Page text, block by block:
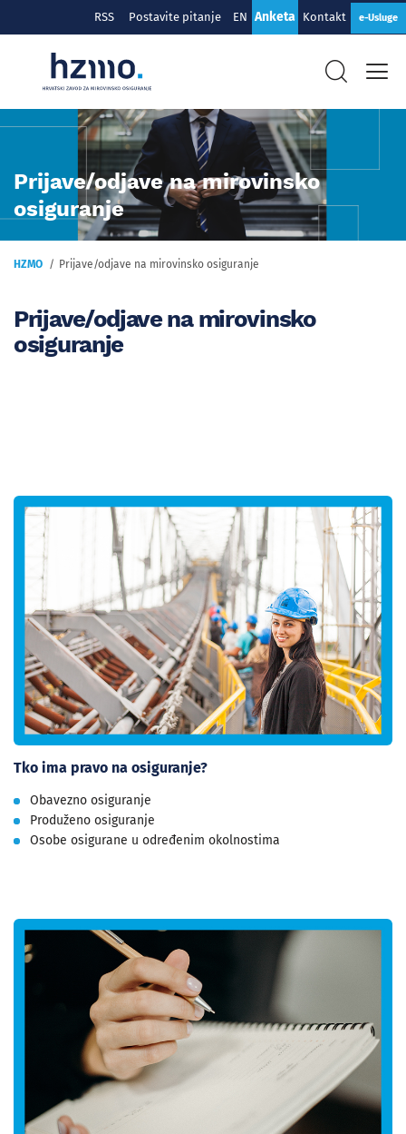
RSS Postavite pitanje EN Anketa Kontakt e-Usluge
Prijave/odjave na mirovinsko
osiguranje
HZMO Prijave/odjave na mirovinsko osiguranje
Prijave/odjave na mirovinsko
osiguranje
Tko ima pravo na osiguranje?
Obavezno osiguranje
Produženo osiguranje
Osobe osigurane u određenim okolnostima